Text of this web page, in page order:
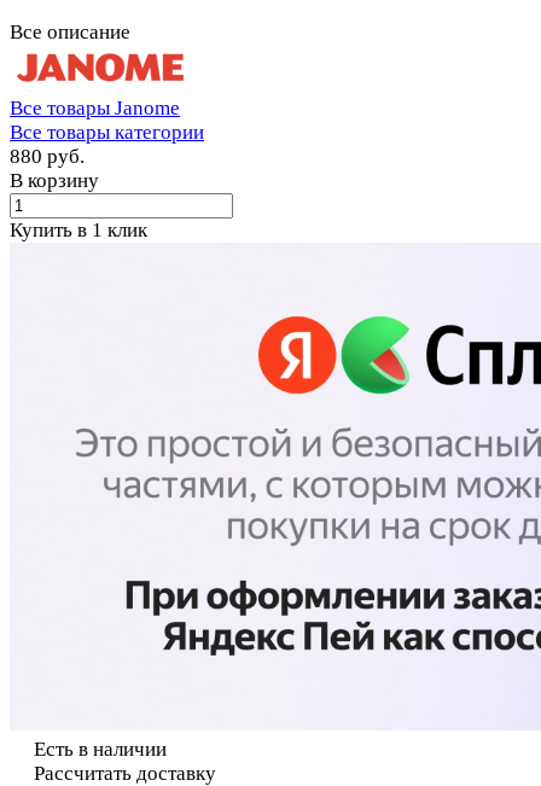
Все описание
Все товары Janome
Все товары категории
880 руб.
В корзину
Купить в 1 клик
Есть в наличии
Рассчитать доставку